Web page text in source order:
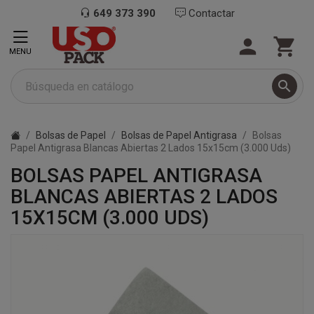
649 373 390 Contactar

 
MENU
Bolsas de Papel Bolsas de Papel Antigrasa
Bolsas
Papel Antigrasa Blancas Abiertas 2 Lados 15x15cm (3.000 Uds)
BOLSAS PAPEL ANTIGRASA
BLANCAS ABIERTAS 2 LADOS
15X15CM (3.000 UDS)